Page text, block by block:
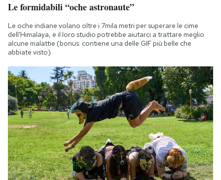
Le formidabili “oche astronaute”
Le oche indiane volano oltre i 7mila metri per superare le cime
dell'Himalaya, e il loro studio potrebbe aiutarci a trattare meglio
alcune malattie (bonus: contiene una delle GIF più belle che
abbiate visto)